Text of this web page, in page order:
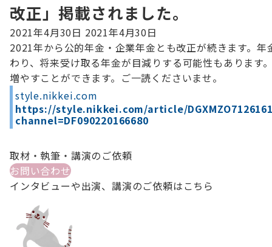
改正」掲載されました。
2021年4月30日 2021年4月30日
2021年から公的年金・企業年金とも改正が続きます。年
わり、将来受け取る年金が目減りする可能性もあります
増やすことができます。ご一読くださいませ。
style.nikkei.com
https://style.nikkei.com/article/
channel=DF090220166680
取材・執筆・講演のご依頼
お問い合わせ
インタビューや出演、講演のご依頼はこちら